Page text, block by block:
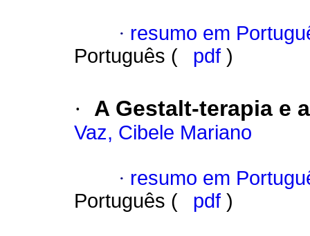
· resumo em
Português (
pdf )
· A Gestalt-terapia e
Vaz, Cibele Mariano
· resumo em
Português (
pdf )